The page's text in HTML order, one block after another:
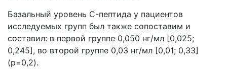
Базальный уровень С-пептида у пациентов
исследуемых групп был также сопоставим и
составил: в первой группе 0,050 нг/мл [0,025;
0,245], во второй группе 0,03 нг/мл [0,01; 0,33]
(p=0,2).